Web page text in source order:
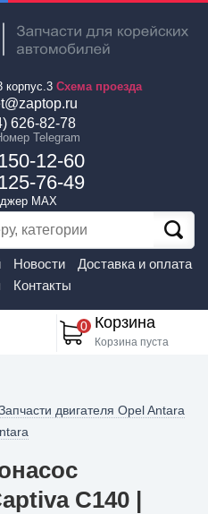
корпус.3 Схема проезда
626-82-78
Telegram
12-60
76-49
MAX
Новости
Доставка и оплата
Контакты
0 Корзина
Корзина пуста
двигателя Opel Antara
C140 |